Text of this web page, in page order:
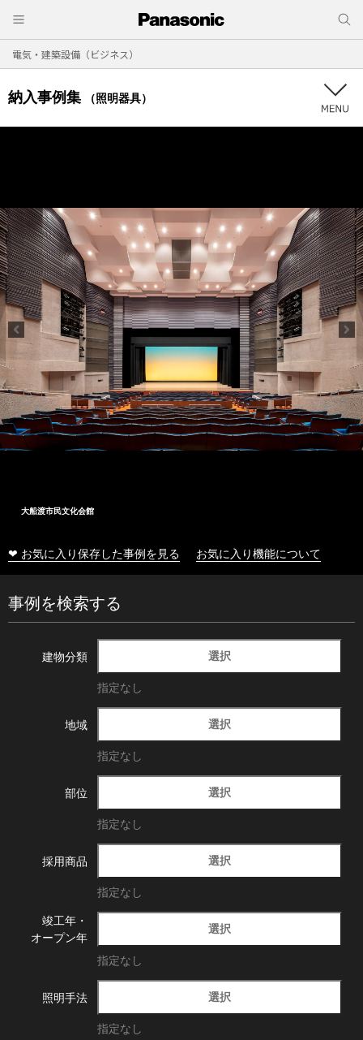
電気・建築設備（ビジネス）
納入事例集 （照明器具）
大船渡市民文化会館
❤ お気に入り保存した事例を見る お気に入り機能について
事例を検索する
建物分類 選択
指定なし
地域 選択
指定なし
部位 選択
指定なし
採用商品 選択
指定なし
竣工年・
オープン年
選択
指定なし
照明手法 選択
指定なし